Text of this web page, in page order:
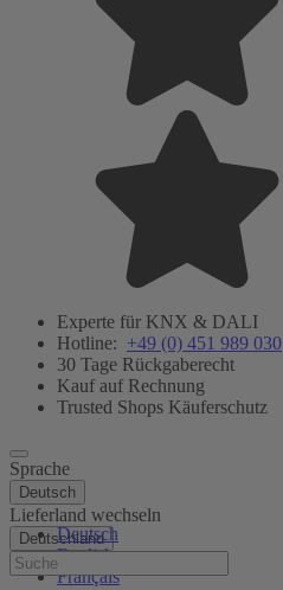
Experte für KNX & DALI
Hotline: +49 (0) 451 989 030
30 Tage Rückgaberecht
Kauf auf Rechnung
Trusted Shops Käuferschutz
Sprache
Deutsch
Deutsch
English
Français
Lieferland wechseln
Deutschland
Hilfe